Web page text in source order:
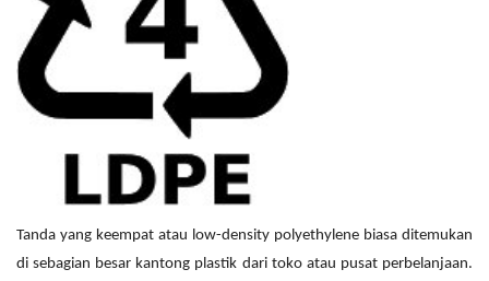
Tanda yang keempat atau low-density polyethylene biasa ditemukan
di sebagian besar kantong plastik dari toko atau pusat perbelanjaan.